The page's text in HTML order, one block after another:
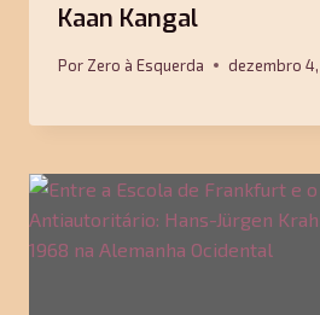
Kaan Kangal
Por Zero à Esquerda dezembro